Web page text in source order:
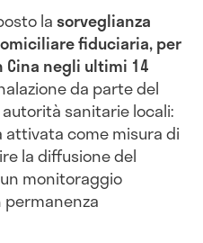
lasorveglianza
fiduciaria, per
negli ultimi 14
da parte del
sanitarie locali:
come misura di
la diffusione del
monitoraggio